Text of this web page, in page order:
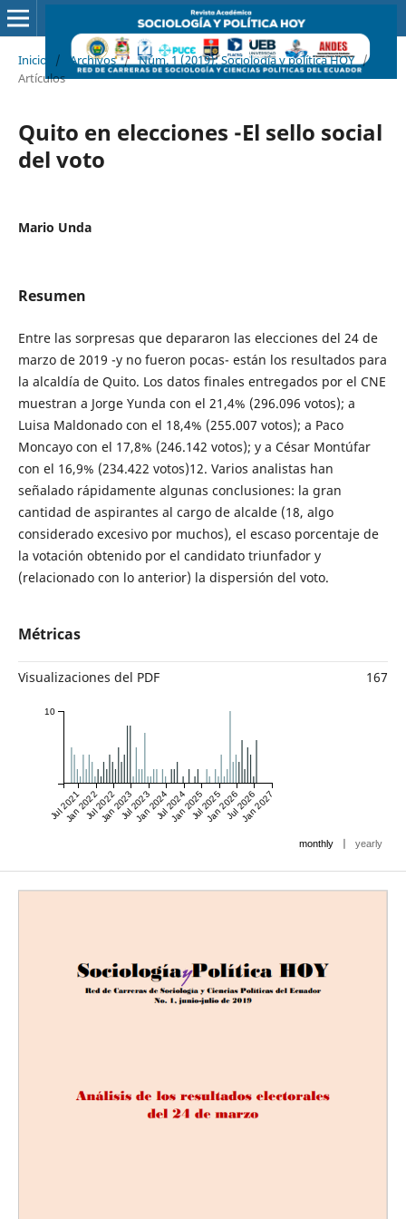
Inicio / Archivos / Núm. 1 (2019): Sociología y política HOY /
Artículos
Quito en elecciones -El sello social
del voto
Mario Unda
Resumen
Entre las sorpresas que depararon las elecciones del 24 de
marzo de 2019 -y no fueron pocas- están los resultados para
la alcaldía de Quito. Los datos finales entregados por el CNE
muestran a Jorge Yunda con el 21,4% (296.096 votos); a
Luisa Maldonado con el 18,4% (255.007 votos); a Paco
Moncayo con el 17,8% (246.142 votos); y a César Montúfar
con el 16,9% (234.422 votos)12. Varios analistas han
señalado rápidamente algunas conclusiones: la gran
cantidad de aspirantes al cargo de alcalde (18, algo
considerado excesivo por muchos), el escaso porcentaje de
la votación obtenido por el candidato triunfador y
(relacionado con lo anterior) la dispersión del voto.
Métricas
Visualizaciones del PDF 167
Jul 2021
Jan 2022Jul 2022Jan 2023Jul 2023Jan 2024Jul 2024Jan 2025Jul 2025Jan 2026Jul 2026Jan 2027
10
monthly | yearly